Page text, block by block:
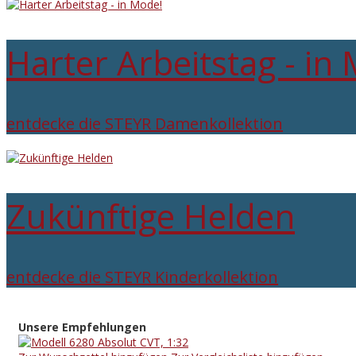
Harter Arbeitstag - in
entdecke die STEYR Damenkollektion
Zukünftige Helden
entdecke die STEYR Kinderkollektion
Unsere Empfehlungen